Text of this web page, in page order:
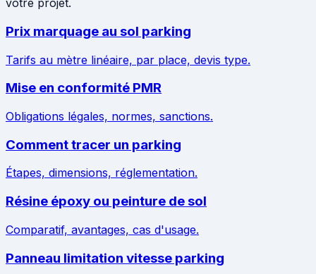
votre projet.
Prix marquage au sol parking
Tarifs au mètre linéaire, par place, devis type.
Mise en conformité PMR
Obligations légales, normes, sanctions.
Comment tracer un parking
Étapes, dimensions, réglementation.
Résine époxy ou peinture de sol
Comparatif, avantages, cas d'usage.
Panneau limitation vitesse parking